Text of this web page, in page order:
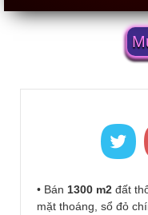
• Bán 1300 m2 đất
mặt thoáng, sổ đỏ